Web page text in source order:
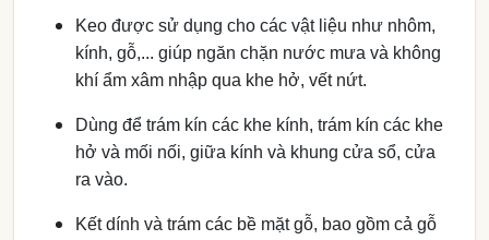
Keo được sử dụng cho các vật liệu như nhôm,
kính, gỗ,... giúp ngăn chặn nước mưa và không
khí ẩm xâm nhập qua khe hở, vết nứt.
Dùng để trám kín các khe kính, trám kín các khe
hở và mối nối, giữa kính và khung cửa sổ, cửa
ra vào.
Kết dính và trám các bề mặt gỗ, bao gồm cả gỗ